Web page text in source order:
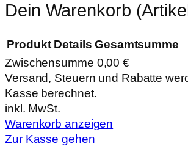
Dein Warenkorb
Produkte
im
Warenkorb
Produkt Details Gesamtsumme
Zwischensumme 0,00 €
Versand, Steuern und Rabatte
Kasse berechnet.
inkl. MwSt.
Warenkorb anzeigen
Zur Kasse gehen